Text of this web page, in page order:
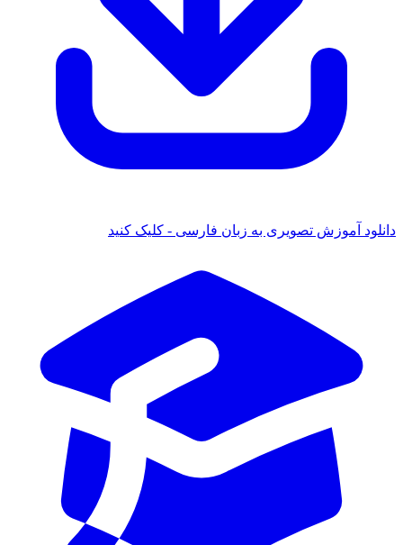
دانلود آموزش تصویری به زبان فارسی - کلیک کنید